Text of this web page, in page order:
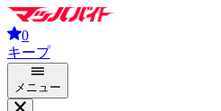
0
キープ
メニュー